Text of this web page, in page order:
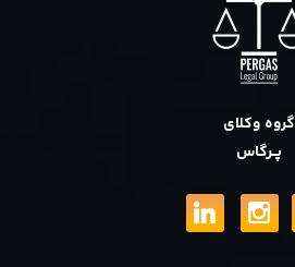
گروه وکلای
پــرگاس